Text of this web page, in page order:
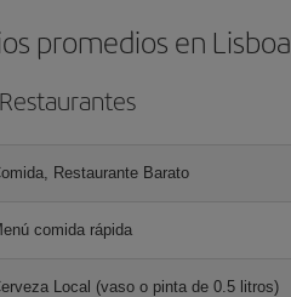
promedios en Lisboa
Restaurantes
Restaurante Barato
comida rápida
Local (vaso o pinta de 0.5 litros)